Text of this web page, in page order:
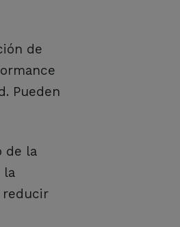
de
Pueden
de la
la
reducir